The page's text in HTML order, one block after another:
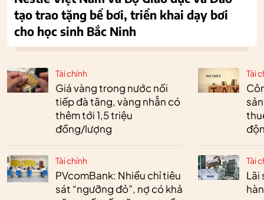
Tài chính
Giá vàng trong nước nối
tiếp đà tăng, vàng nhẫn có
thêm tới 1,5 triệu
đồng/lượng
Tài chính
PVcomBank: Nhiều chỉ tiêu
sát “ngưỡng đỏ”, nợ có khả
Tài
Tài
Lãi
tạo trao tặng bể bơi, triển khai dạy bơi
cho học sinh Bắc Ninh